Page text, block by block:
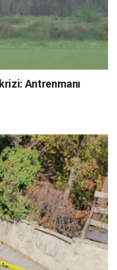
Antrenmanı